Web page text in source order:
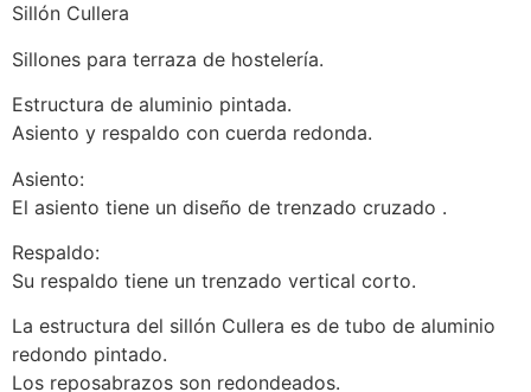
Sillón Cullera
Sillones para terraza de hostelería.
Estructura de aluminio pintada.
Asiento y respaldo con cuerda redonda.
Asiento:
El asiento tiene un diseño de trenzado cruzado .
Respaldo:
Su respaldo tiene un trenzado vertical corto.
La estructura del sillón Cullera es de tubo de aluminio
redondo pintado.
Los reposabrazos son redondeados.